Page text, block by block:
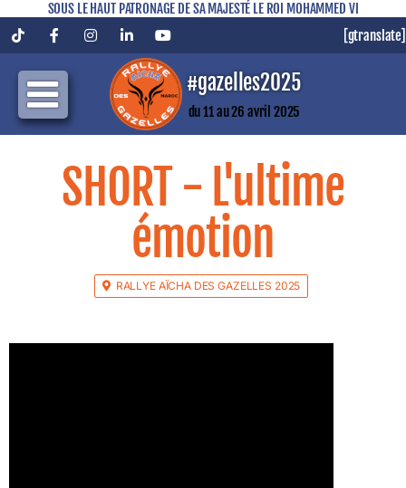
SOUS LE HAUT PATRONAGE DE SA MAJESTÉ LE ROI MOHAMMED VI
TiktokFacebookInstagramLinkedInYouTube [gtranslate]
#gazelles2025
du 11 au 26 avril 2025
SHORT - L'ultime
émotion
RALLYE AÏCHA DES GAZELLES 2025